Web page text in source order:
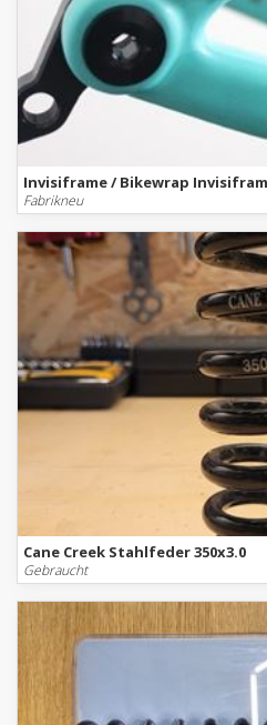
Invisiframe / Bikewrap
Fabrikneu
Cane Creek Stahlfeder 350x3.0
Gebraucht